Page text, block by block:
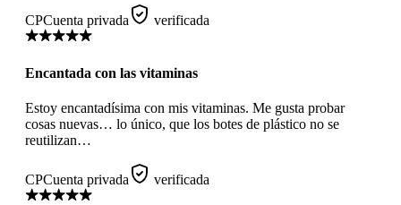
CPCuenta privada verificada
Encantada con las vitaminas
Estoy encantadísima con mis vitaminas. Me gusta probar
cosas nuevas… lo único, que los botes de plástico no se
reutilizan…
CPCuenta privada verificada